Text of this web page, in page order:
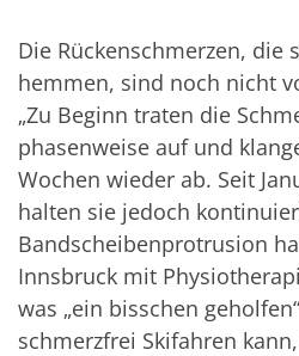
Die Rückenschmerzen, die
hemmen, sind noch nicht
„Zu Beginn traten die
phasenweise auf und
Wochen wieder ab. Seit
halten sie jedoch
Bandscheibenprotrusion
Innsbruck mit
was „ein bisschen
schmerzfrei Skifahren